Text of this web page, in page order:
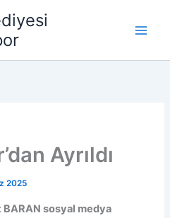
Ayrıldı
2025
sosyal medya